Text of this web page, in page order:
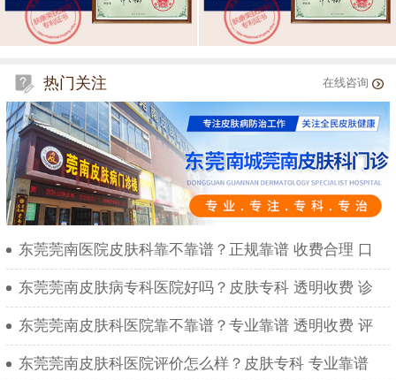
热门关注 在线咨询
东莞莞南医院皮肤科靠不靠谱？正规靠谱 收费合理 口
东莞莞南皮肤病专科医院好吗？皮肤专科 透明收费 诊
东莞莞南皮肤科医院靠不靠谱？专业靠谱 透明收费 评
东莞莞南皮肤科医院评价怎么样？皮肤专科 专业靠谱